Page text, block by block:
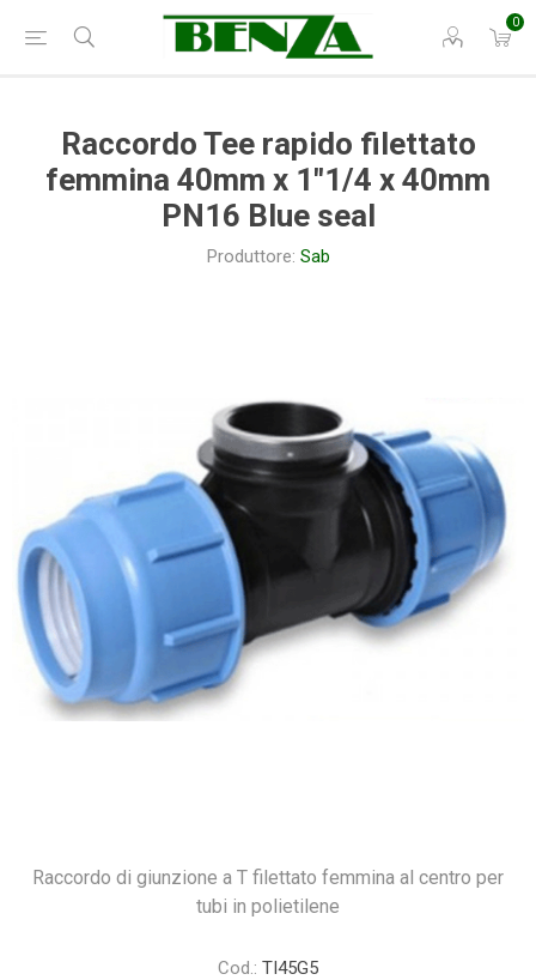
0
Raccordo Tee rapido filettato
femmina 40mm x 1"1/4 x 40mm
PN16 Blue seal
Produttore: Sab
Raccordo di giunzione a T filettato femmina al centro per
tubi in polietilene
Cod.: TI45G5